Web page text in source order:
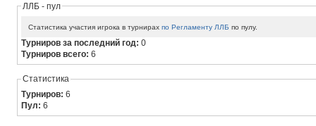
ЛЛБ - пул
Статистика участия игрока в турнирахпо Регламенту ЛЛБ по пулу.
Турниров за последний год:0
Турниров всего:6
Статистика
Турниров:6
Пул:6